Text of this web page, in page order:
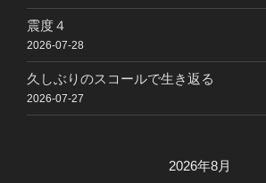
震度４
2026-07-28
久しぶりのスコールで生き返る
2026-07-27
2026年8月